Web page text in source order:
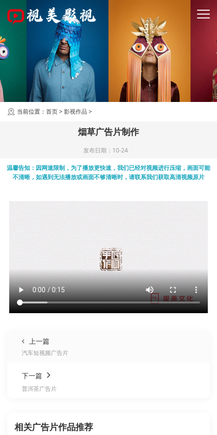
当前位置： 首页>影视作品 >
烟草广告片制作
发布日期：10-24
温馨告知：因网速限制，为了播放更快速，我们已经对视频进行压缩，画面可能
不清晰，如遇到无法播放或画面不够清晰时，请联系我们获取高清视频原片
上一篇
汽车短视频广告片
下一篇
普洱茶广告片
相关广告片作品推荐